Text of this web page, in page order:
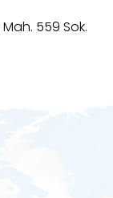
Mah. 559 Sok.